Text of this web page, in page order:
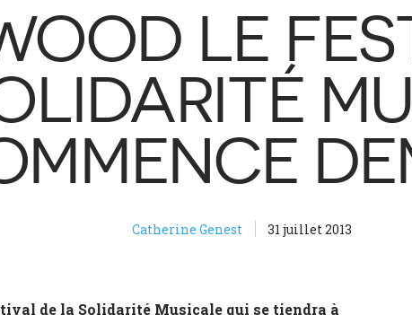
LE
Catherine Genest 31 juillet 2013
de la Solidarité Musicale qui se tiendra à